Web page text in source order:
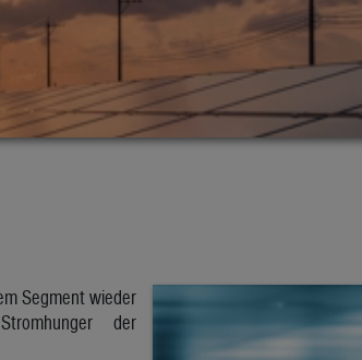
Segment wieder
der